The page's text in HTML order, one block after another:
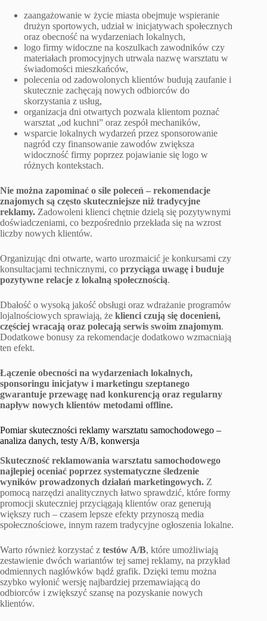
zaangażowanie w życie miasta obejmuje wspieranie
drużyn sportowych, udział w inicjatywach społecznych
oraz obecność na wydarzeniach lokalnych,
logo firmy widoczne na koszulkach zawodników czy
materiałach promocyjnych utrwala nazwę warsztatu w
świadomości mieszkańców,
polecenia od zadowolonych klientów budują zaufanie i
skutecznie zachęcają nowych odbiorców do
skorzystania z usług,
organizacja dni otwartych pozwala klientom poznać
warsztat „od kuchni” oraz zespół mechaników,
wsparcie lokalnych wydarzeń przez sponsorowanie
nagród czy finansowanie zawodów zwiększa
widoczność firmy poprzez pojawianie się logo w
różnych kontekstach.
Nie można zapominać o sile poleceń – rekomendacje
znajomych są często skuteczniejsze niż tradycyjne
reklamy. Zadowoleni klienci chętnie dzielą się pozytywnymi
doświadczeniami, co bezpośrednio przekłada się na wzrost
liczby nowych klientów.
Organizując dni otwarte, warto urozmaicić je konkursami czy
konsultacjami technicznymi, co przyciąga uwagę i buduje
pozytywne relacje z lokalną społecznością.
Dbałość o wysoką jakość obsługi oraz wdrażanie programów
lojalnościowych sprawiają, że klienci czują się docenieni,
częściej wracają oraz polecają serwis swoim znajomym.
Dodatkowe bonusy za rekomendacje dodatkowo wzmacniają
ten efekt.
Łączenie obecności na wydarzeniach lokalnych,
sponsoringu inicjatyw i marketingu szeptanego
gwarantuje przewagę nad konkurencją oraz regularny
napływ nowych klientów metodami offline.
Pomiar skuteczności reklamy warsztatu samochodowego –
analiza danych, testy A/B, konwersja
Skuteczność reklamowania warsztatu samochodowego
najlepiej oceniać poprzez systematyczne śledzenie
wyników prowadzonych działań marketingowych. Z
pomocą narzędzi analitycznych łatwo sprawdzić, które formy
promocji skuteczniej przyciągają klientów oraz generują
większy ruch – czasem lepsze efekty przynoszą media
społecznościowe, innym razem tradycyjne ogłoszenia lokalne.
Warto również korzystać z testów A/B, które umożliwiają
zestawienie dwóch wariantów tej samej reklamy, na przykład
odmiennych nagłówków bądź grafik. Dzięki temu można
szybko wyłonić wersję najbardziej przemawiającą do
odbiorców i zwiększyć szansę na pozyskanie nowych
klientów.